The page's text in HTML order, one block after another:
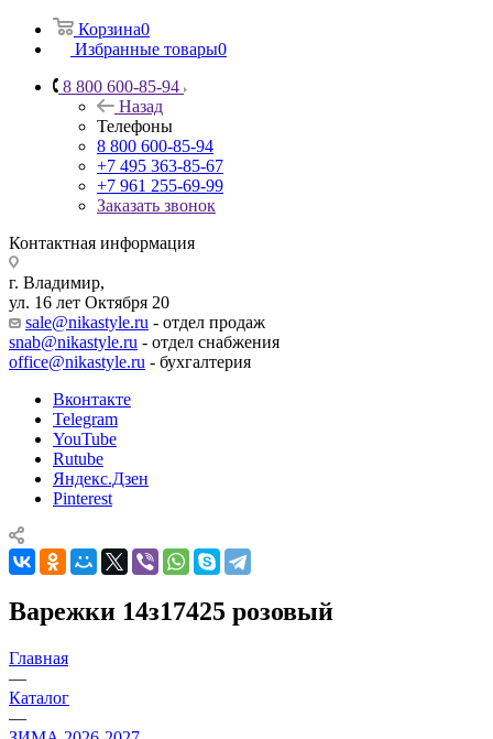
Корзина0
Избранные товары0
8 800 600-85-94
Назад
Телефоны
8 800 600-85-94
+7 495 363-85-67
+7 961 255-69-99
Заказать звонок
Контактная информация
г. Владимир,
ул. 16 лет Октября 20
sale@nikastyle.ru - отдел продаж
snab@nikastyle.ru - отдел снабжения
office@nikastyle.ru - бухгалтерия
Вконтакте
Telegram
YouTube
Rutube
Яндекс.Дзен
Pinterest
Варежки 14з17425 розовый
Главная
—
Каталог
—